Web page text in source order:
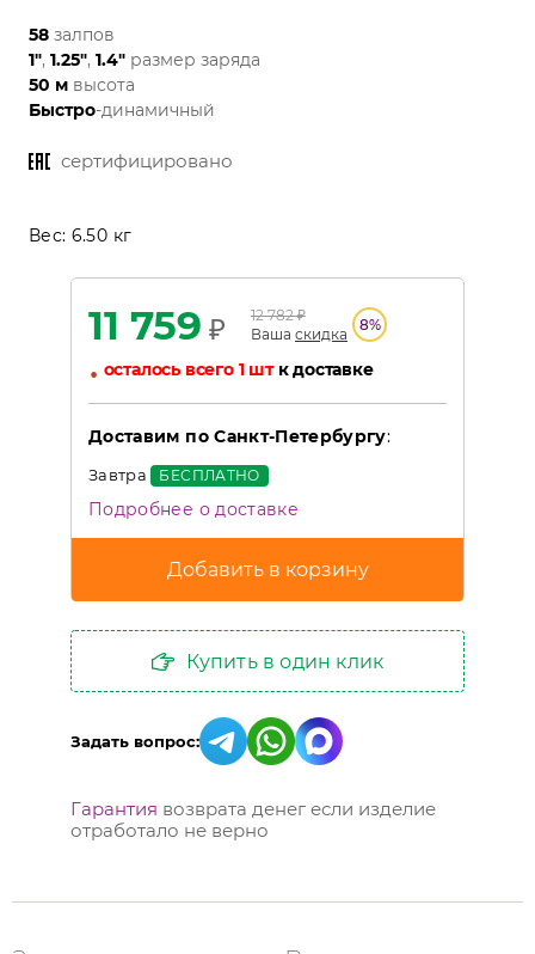
58 залпов
1", 1.25", 1.4" размер заряда
50 м высота
Быстро-динамичный
сертифицировано
Вес: 6.50 кг
11 759 ₽ 12 782₽
Ваша скидка
8%
• осталось всего 1 штк доставке
Доставим по Санкт-Петербургу:
Завтра БЕСПЛАТНО
Подробнее о доставке
Купить в один клик
Задать вопрос:
Гарантия возврата денег если изделие
отработало не верно